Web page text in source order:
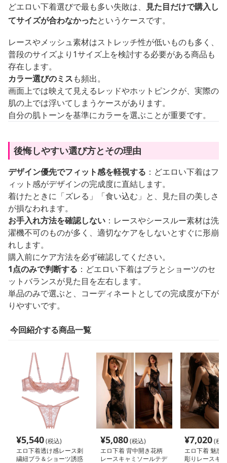
どエロい下着選びで最も多い失敗は、
見た目だけで購入し
てサイズが合わなかったというケースです。
レースやメッシュ素材はストレッチ性が低いものも多く、
普段のサイズより1サイズ上を検討する必要がある商品も
存在します。
カラー選びのミスも頻出。
画面上では映えて見えるレッドやホットピンクが、実際の
肌の上では浮いてしまうケースがあります。
自分の肌トーンを基準にカラーを選ぶことが重要です。
後悔しやすい選び方とその理由
デザイン優先でフィット感を軽視する ：どエロい下着はフ
ィット感がデザインの完成度に直結します。
着けたときに「ズレる」「食い込む」と、見た目の美しさ
が損なわれます。
お手入れ方法を確認しない ：レースやシースルー素材は洗
濯機不可のものが多く、適切なケアをしないとすぐに形崩
れします。
購入前にケア方法を必ず確認してください。
1点のみで判断する ：どエロい下着はブラとショーツのセ
ットバランスが見た目を左右します。
単品のみで選ぶと、コーディネートとしての完成度が下が
りやすいです。
今回紹介する商品一覧
¥5,540(税込)
エロ下着透け感レース刺
繍紐ブラ＆ショーツ誘惑
¥5,080(税込)
エロ下着 背中開き花柄
レースキャミソールテデ
¥7,020(税
エロ下着 魅惑
彫りレースキ